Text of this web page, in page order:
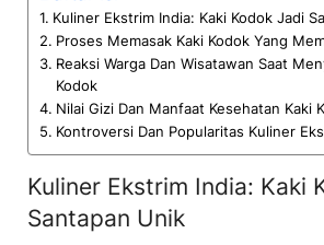
Kuliner Ekstrim India: Kaki Kodok Jadi
Proses Memasak Kaki Kodok Yang
Reaksi Warga Dan Wisatawan Saat
Kodok
Nilai Gizi Dan Manfaat Kesehatan Kaki
Kontroversi Dan Popularitas Kuliner
Kuliner Ekstrim India: Kaki
Santapan Unik